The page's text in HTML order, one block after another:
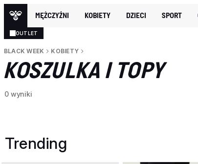
MĘŻCZYŹNI KOBIETY DZIECI SPORT
OUTLET
BLACK WEEK KOBIETY
KOSZULKA I TOPY
0 wyniki
Trending